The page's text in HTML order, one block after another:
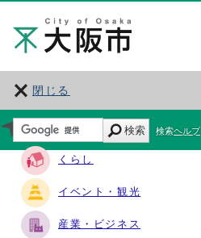
閉じる
サイト・ナビ
くらし
イベント・観光
産業・ビジネス
検索 検索ヘルプ